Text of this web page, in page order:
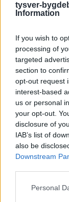
tysver-
Information
If you wish to
processing of
targeted
section to
opt-out request
interest-based
us or personal
your opt-out.
disclosure of
IAB’s list of
also be
Downstream
Personal